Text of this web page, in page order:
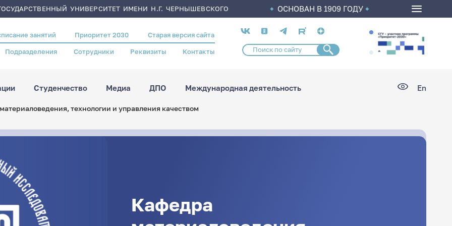
УНИВЕРСИТЕТ ИМЕНИ Н.Г. ЧЕРНЫШЕВСКОГО ОСНОВАН В 1909 ГОДУ
занятий Приоритет 2030 Старая версия сайта
Подразделения Сотрудники Реквизиты Контакты
Социальные
сети
Студенчество Медиа ДПО Международная деятельность En
технологии и управления качеством
Кафедра